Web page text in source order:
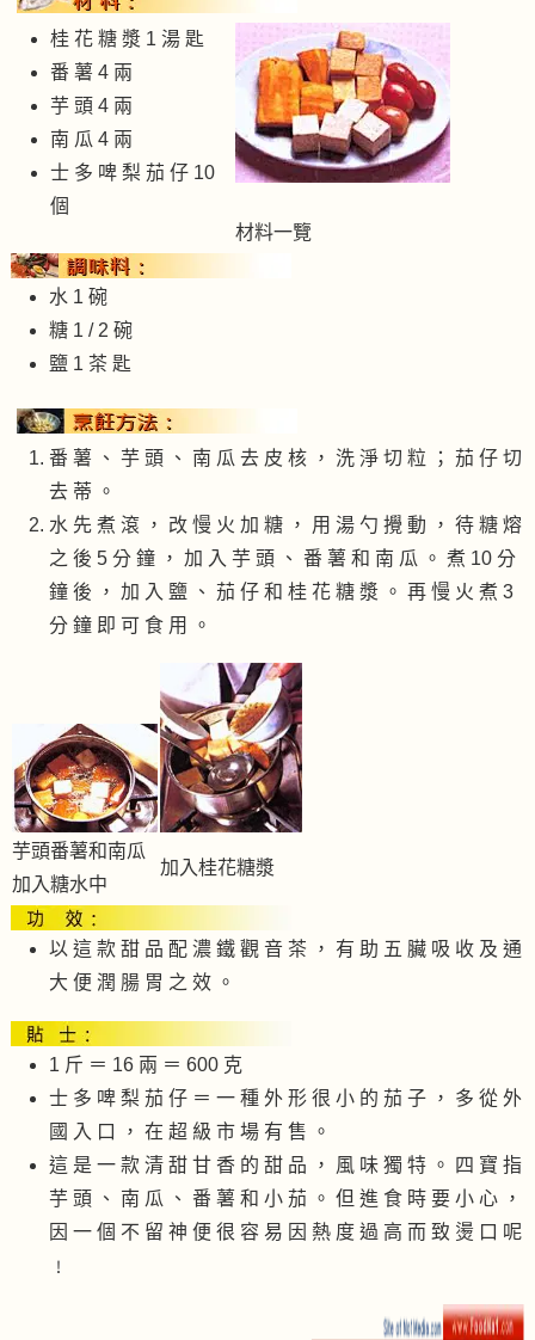
桂 花 糖 漿 1 湯 匙
番 薯 4 兩
芋 頭 4 兩
南 瓜 4 兩
士 多 啤 梨 茄 仔 10
個
材料一覽
水 1 碗
糖 1 / 2 碗
鹽 1 茶 匙
番 薯 、 芋 頭 、 南 瓜 去 皮 核 ， 洗 淨 切 粒 ； 茄 仔 切
去 蒂 。
水 先 煮 滾 ， 改 慢 火 加 糖 ， 用 湯 勺 攪 動 ， 待 糖 熔
之 後 5 分 鐘 ， 加 入 芋 頭 、 番 薯 和 南 瓜 。 煮 10 分
鐘 後 ， 加 入 鹽 、 茄 仔 和 桂 花 糖 漿 。 再 慢 火 煮 3
分 鐘 即 可 食 用 。
芋頭番薯和南瓜
加入糖水中
加入桂花糖漿
以 這 款 甜 品 配 濃 鐵 觀 音 茶 ， 有 助 五 臟 吸 收 及 通
大 便 潤 腸 胃 之 效 。
1 斤 ＝ 16 兩 ＝ 600 克
士 多 啤 梨 茄 仔 ＝ 一 種 外 形 很 小 的 茄 子 ， 多 從 外
國 入 口 ， 在 超 級 市 場 有 售 。
這 是 一 款 清 甜 甘 香 的 甜 品 ， 風 味 獨 特 。 四 寶 指
芋 頭 、 南 瓜 、 番 薯 和 小 茄 。 但 進 食 時 要 小 心 ，
因 一 個 不 留 神 便 很 容 易 因 熱 度 過 高 而 致 燙 口 呢
﹗